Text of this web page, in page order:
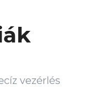
vezérlés